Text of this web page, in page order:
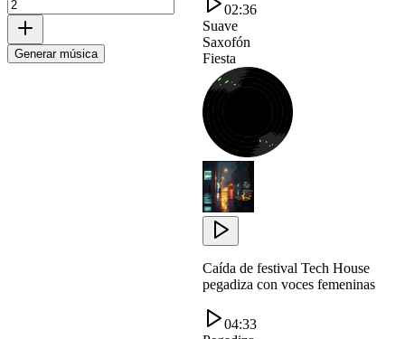
Generar música
02:36
Suave
Saxofón
Fiesta
Caída de festival Tech House
pegadiza con voces femeninas
04:33